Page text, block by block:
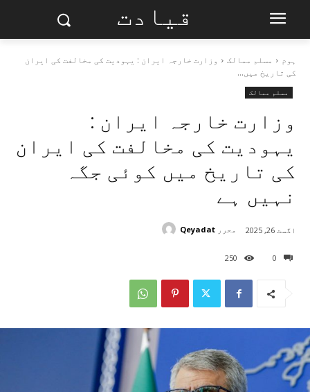
قیادت
ہوم مسلم ممالک
وزارت خارجہ ایران : یہودیت کی مخالفت کی ایران
کی تاریخ میں...
مسلم ممالک
وزارت خارجہ ایران :
یہودیت کی مخالفت کی ایران
کی تاریخ میں کوئی جگہ
نہیں ہے
0
250
اگست 26, 2025 محرر Qeyadat